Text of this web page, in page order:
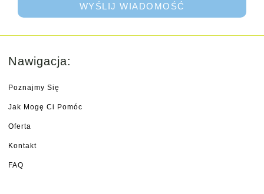
WYŚLIJ WIADOMOŚĆ
Nawigacja:
Poznajmy Się
Jak Mogę Ci Pomóc
Oferta
Kontakt
FAQ